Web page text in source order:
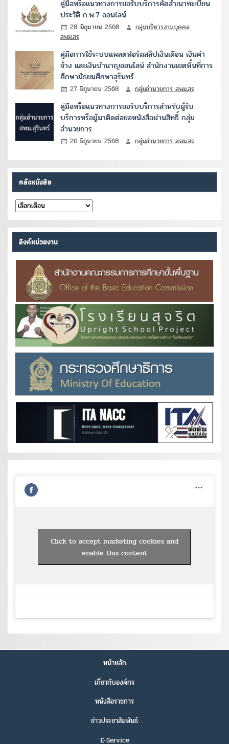
คู่มือหรือแนวทางการขอรับบริการคัดสำเนาทะเบียน
ประวัติ ก.พ.7 ออนไลน์
28 มิถุนายน 2568
กลุ่มบริหารงานบุคคล
สพม.สร
คู่มือการใช้ระบบแพลตฟอร์มสลิปเงินเดือน เงินค่า
จ้าง และเงินบำนาญออนไลน์ สำนักงานเขตพื้นที่การ
ศึกษามัธยมศึกษาสุรินทร์
27 มิถุนายน 2568 กลุ่มอำนวยการ สพม.สร
คู่มือหรือแนวทางการขอรับบริการสำหรับผู้รับ
บริการหรือผู้มาติดต่อขอหนังสือผ่านสิทธิ์ กลุ่ม
อำนวยการ
26 มิถุนายน 2568 กลุ่มอำนวยการ สพม.สร
คลังหนังสือ
คลัง
หนังสือ
ลิงค์หน่วยงาน
Click to accept marketing cookies and
enable this content
หน้าหลัก
เกี่ยวกับองค์กร
หนังสือราชการ
ข่าวประชาสัมพันธ์
E-Service